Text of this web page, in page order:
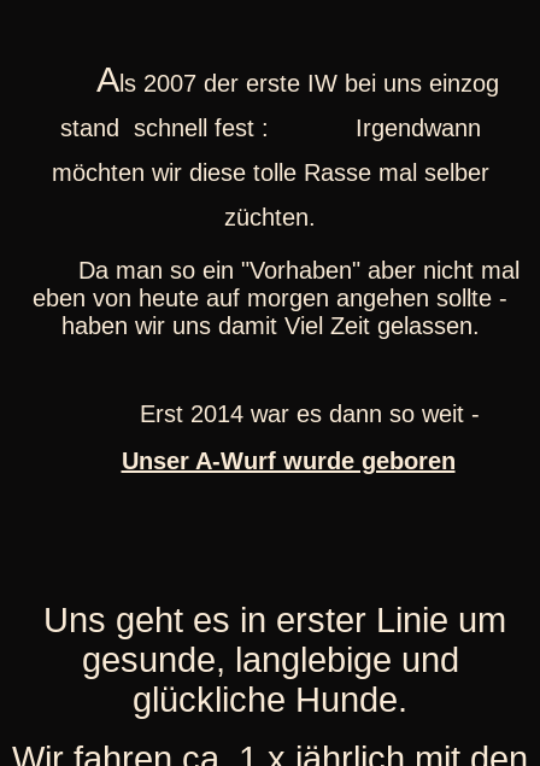
Als 2007 der erste IW bei uns einzog
stand
schnell fest : Irgendwann
möchten wir diese tolle Rasse mal selber
züchten.
Da man so ein "Vorhaben" aber nicht mal
eben von heute auf morgen angehen sollte -
haben wir uns damit Viel Zeit gelassen.
Erst 2014 war es dann so weit -
Unser A-Wurf wurde geboren
Uns geht es in erster Linie um
gesunde, langlebige und
glückliche Hunde.